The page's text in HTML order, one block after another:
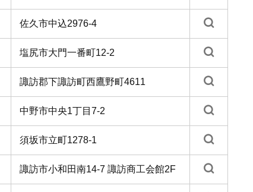
佐久市中込2976-4
塩尻市大門一番町12-2
諏訪郡下諏訪町西鷹野町4611
中野市中央1丁目7-2
須坂市立町1278-1
諏訪市小和田南14-7 諏訪商工会館2F